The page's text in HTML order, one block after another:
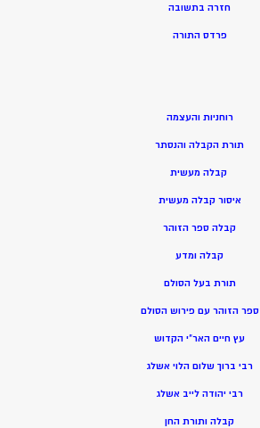
חזרה בתשובה
פרדס התורה
רוחניות והעצמה
תורת הקבלה והנסתר
קבלה מעשית
איסור קבלה מעשית
קבלה ספר הזוהר
קבלה ומדע
תורת בעל הסולם
ספר הזוהר עם פירוש הסולם
עץ חיים האר”י הקדוש
רבי ברוך שלום הלוי אשלג
רבי יהודה לייב אשלג
קבלה ותורת החן